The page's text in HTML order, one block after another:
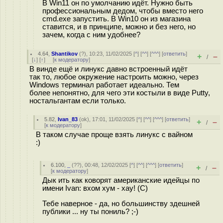
В Win11 он по умолчанию идёт. Нужно быть
профессиональным дедом, чтобы вместо него
cmd.exe запустить. В Win10 он из магазина
ставится, и в принципе, можно и без него, но
зачем, когда с ним удобнее?
4.64 ,Shantikov (?), 10:23, 11/02/2025 [^] [^^] [^^^] [ответить]
[↓] [↑] [к модератору] + / –
В винде ещё и линукс давно встроенный идёт
так то, любое окружение настроить можно, через
Windows терминал работает идеально. Тем
более непонятно, для чего эти костыли в виде Putty,
ностальгантам если только.
5.82 ,Ivan_83 (ok), 17:01, 11/02/2025 [^] [^^] [^^^] [ответить]
[к модератору] + / –
В таком случае проще взять линукс с вайном
:)
6.100 (??), 00:48, 12/02/2025 [^] [^^] [^^^] [ответить]
[к модератору] + / –
Дык ить как коворят американские идейцы по
имени Ivan: вхом хум - хау! (С)
Тебе наверное - да, но большинству здешней
публики ... ну ты пониль? ;-)